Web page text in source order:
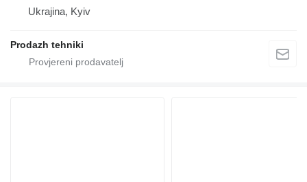
Ukrajina, Kyiv
Prodazh tehniki